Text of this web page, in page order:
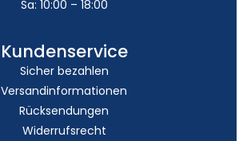
Sa: 10:00 – 18:00
Kundenservice
Sicher bezahlen
Versandinformationen
Rücksendungen
Widerrufsrecht